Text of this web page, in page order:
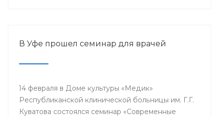
В Уфе прошел семинар для врачей
14 февраля в Доме культуры «Медик»
Республиканской клинической больницы им. Г.Г.
Куватова состоялся семинар «Современные